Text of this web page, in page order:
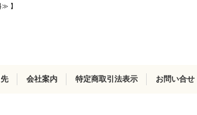
】
会社案内 特定商取引法表示 お問い合せ